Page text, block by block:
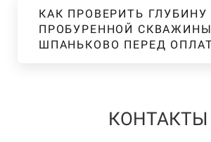
КАК ПРОВЕРИТЬ ГЛУБИНУ
ПРОБУРЕННОЙ
ШПАНЬКОВО ПЕРЕД
КОНТАКТЫ